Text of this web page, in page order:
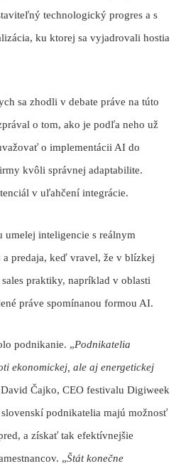
technologický progres a s
ku ktorej sa vyjadrovali hostia
sa zhodli v debate práve na túto
o tom, ako je podľa neho už
o implementácii AI do
kvôli správnej adaptabilite.
v uľahčení integrácie.
umelej inteligencie s reálnym
predaja, keď vravel, že v blízkej
praktiky, napríklad v oblasti
práve spomínanou formou AI.
podnikanie. „Podnikatelia
ekonomickej, ale aj energetickej
David Čajko, CEO festivalu Digiweek
podnikatelia majú možnosť
a získať tak efektívnejšie
„Štát konečne